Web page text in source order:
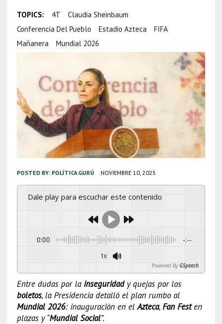
TOPICS: 4T
Claudia Sheinbaum
Conferencia Del Pueblo
Estadio Azteca
FIFA
Mañanera
Mundial 2026
POSTED BY: POLÍTICA GURÚ NOVIEMBRE 10, 2025
Dale play para escuchar este contenido
0:00 -:--
1x
Powered By GSpeech
Entre dudas por la inseguridady quejas por los
boletos, la Presidencia detalló el plan rumbo al
Mundial 2026: inauguración en elAzteca,Fan Festen
plazas y “Mundial Social”.